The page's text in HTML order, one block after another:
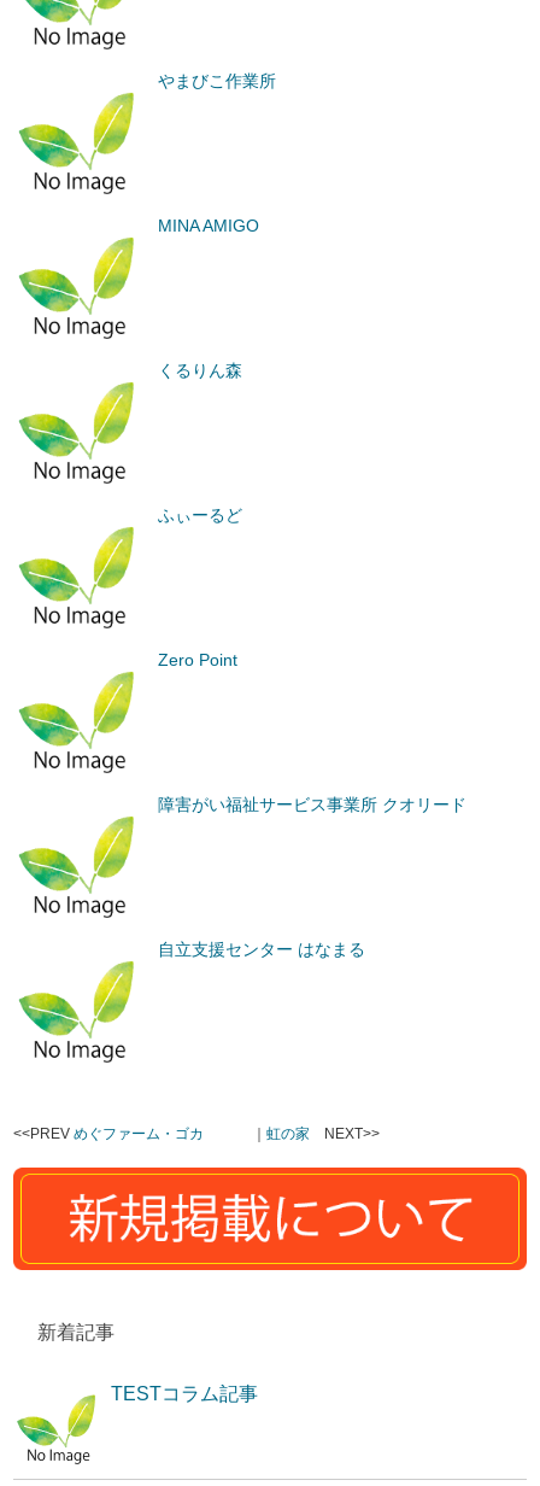
やまびこ作業所
MINA AMIGO
くるりん森
ふぃーるど
Zero Point
障害がい福祉サービス事業所 クオリード
自立支援センター はなまる
<<PREVめぐファーム・ゴカ ｜虹の家 NEXT>>
新着記事
TESTコラム記事